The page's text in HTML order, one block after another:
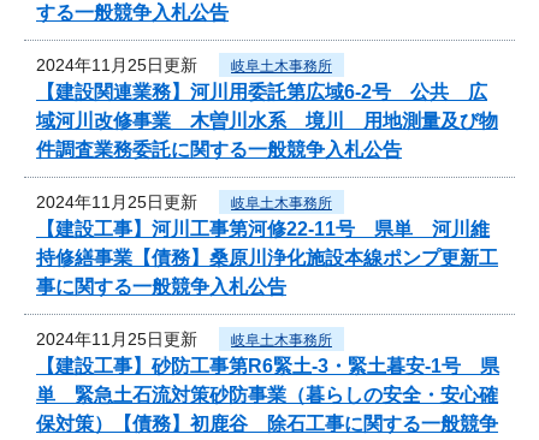
する一般競争入札公告
2024年11月25日更新 岐阜土木事務所
【建設関連業務】河川用委託第広域6-2号 公共 広
域河川改修事業 木曽川水系 境川 用地測量及び物
件調査業務委託に関する一般競争入札公告
2024年11月25日更新 岐阜土木事務所
【建設工事】河川工事第河修22-11号 県単 河川維
持修繕事業【債務】桑原川浄化施設本線ポンプ更新工
事に関する一般競争入札公告
2024年11月25日更新 岐阜土木事務所
【建設工事】砂防工事第R6緊土-3・緊土暮安-1号 県
単 緊急土石流対策砂防事業（暮らしの安全・安心確
保対策）【債務】初鹿谷 除石工事に関する一般競争